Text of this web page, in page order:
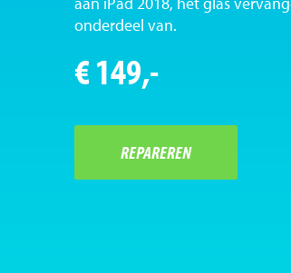
onderdeel van.
€ 149,-
REPAREREN